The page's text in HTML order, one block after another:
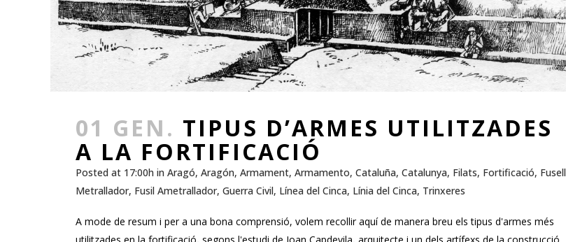
01 GEN. TIPUS D’ARMES UTILITZADES
A LA FORTIFICACIÓ
Posted at 17:00h in Aragó, Aragón, Armament, Armamento, Cataluña, Catalunya, Filats, Fortificació, Fusell
Metrallador, Fusil Ametrallador, Guerra Civil, Línea del Cinca, Línia del Cinca, Trinxeres
A mode de resum i per a una bona comprensió, volem recollir aquí de manera breu els tipus d'armes més